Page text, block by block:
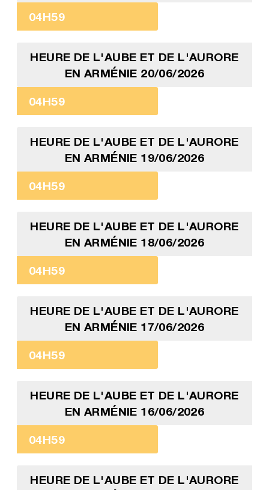
04H59
HEURE DE L'AUBE ET DE L'AURORE
EN ARMÉNIE 20/06/2026
04H59
HEURE DE L'AUBE ET DE L'AURORE
EN ARMÉNIE 19/06/2026
04H59
HEURE DE L'AUBE ET DE L'AURORE
EN ARMÉNIE 18/06/2026
04H59
HEURE DE L'AUBE ET DE L'AURORE
EN ARMÉNIE 17/06/2026
04H59
HEURE DE L'AUBE ET DE L'AURORE
EN ARMÉNIE 16/06/2026
04H59
HEURE DE L'AUBE ET DE L'AURORE